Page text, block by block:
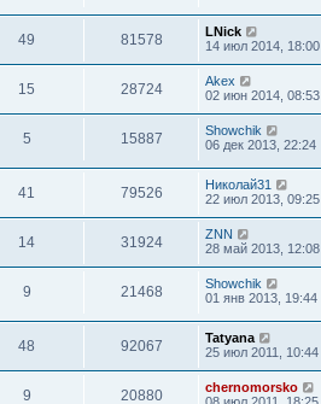
49 81578
LNick
14 июл 2014, 18:00
15 28724
Akex
02 июн 2014, 08:53
5 15887
Showchik
06 дек 2013, 22:24
41 79526
Николай31
22 июл 2013, 09:25
14 31924
ZNN
28 май 2013, 12:08
9 21468
Showchik
01 янв 2013, 19:44
48 92067
Tatyana
25 июл 2011, 10:44
9 20880
chernomorsko
08 июл 2011, 18:25